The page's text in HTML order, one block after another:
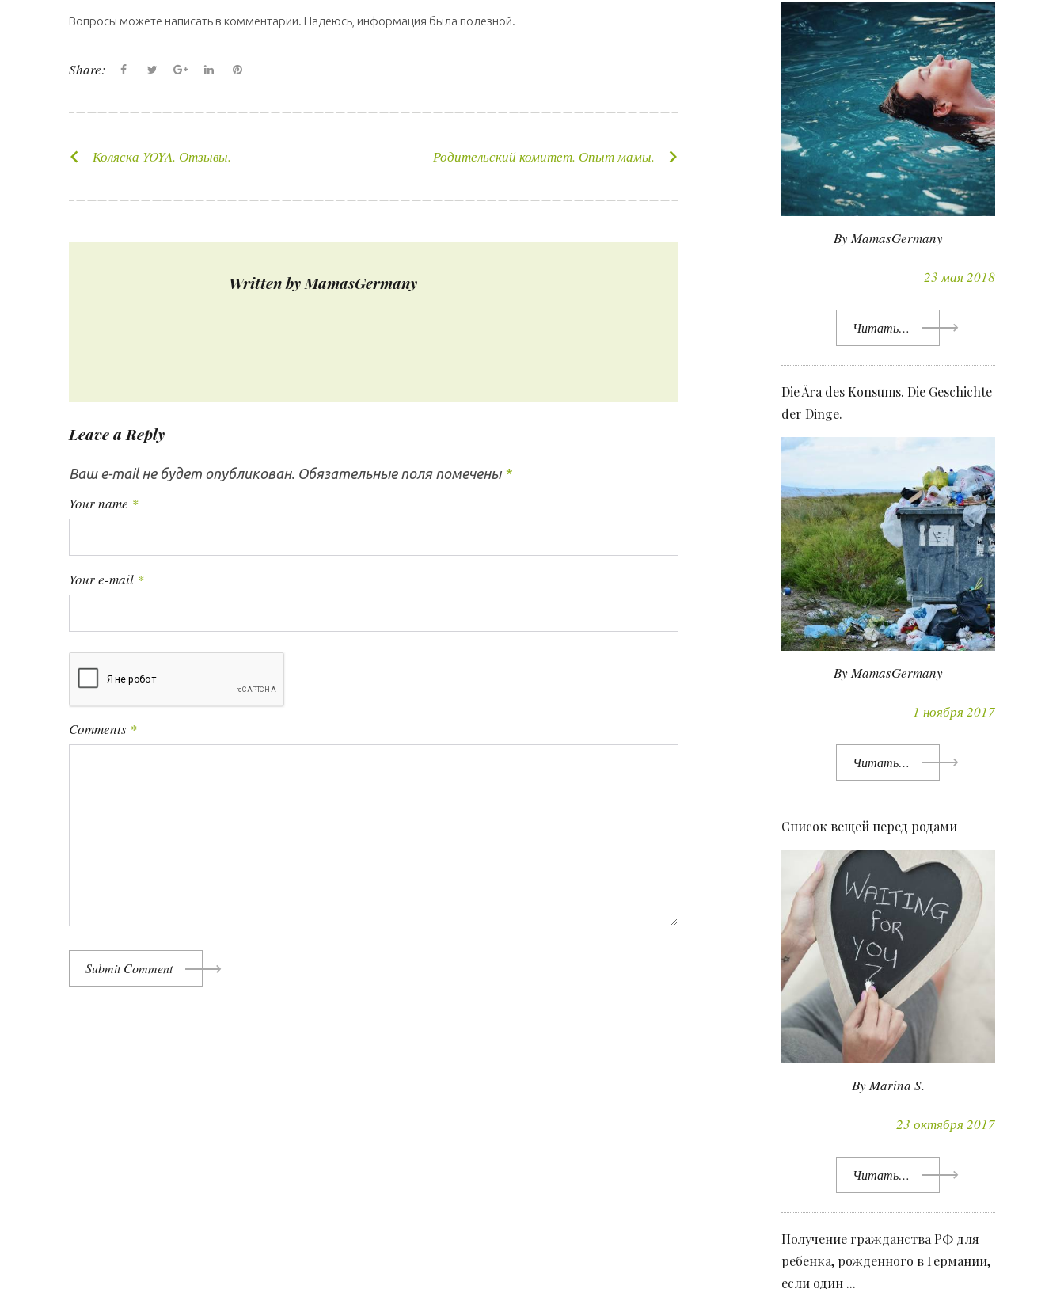
Вопросы можете написать в комментарии. Надеюсь, информация была полезной.
Share:
c
b
o
i
t
r
o
l
+
n
e
I
n
e
t
Н
и
з
а
п
и
с
я
Коляска YOYA. Отзывы. Родительский комитет. Опыт мамы.
Written byMamasGermany
Leave a Reply
Ваш e-mail не будет опубликован. Обязательные поля помечены *
Your name *
Your e-mail *
Comments *
Submit Comment
By MamasGermany
23 мая 2018
Читать…
Die Ära des Konsums. Die Geschichte
der Dinge.
By MamasGermany
1 ноября 2017
Читать…
Список вещей перед родами
By Marina S.
23 октября 2017
Читать…
Получение гражданства РФ для
ребенка, рожденного в Германии,
если один ...